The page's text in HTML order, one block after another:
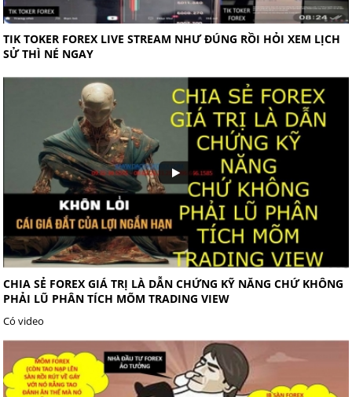
TIK TOKER FOREX LIVE STREAM NHƯ ĐÚNG RỒI HỎI XEM LỊCH
SỬ THÌ NÉ NGAY
CHIA SẺ FOREX GIÁ TRỊ LÀ DẪN CHỨNG KỸ NĂNG CHỨ KHÔNG
PHẢI LŨ PHÂN TÍCH MÕM TRADING VIEW
Có video